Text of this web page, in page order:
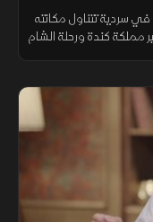
في سردية تتناول مكانته
مملكة كندة ورحلة الشام